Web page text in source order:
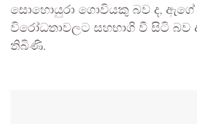
සොහොයුරා ගොවියකු බව ද, ඇගේ
විරෝධතාවලට සහභාගි වී සිටි බව
තිබිණි.